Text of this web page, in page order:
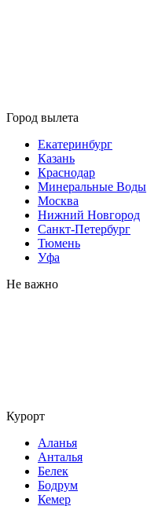
Город вылета
Екатеринбург
Казань
Краснодар
Минеральные Воды
Москва
Нижний Новгород
Санкт-Петербург
Тюмень
Уфа
Не важно
Курорт
Аланья
Анталья
Белек
Бодрум
Кемер